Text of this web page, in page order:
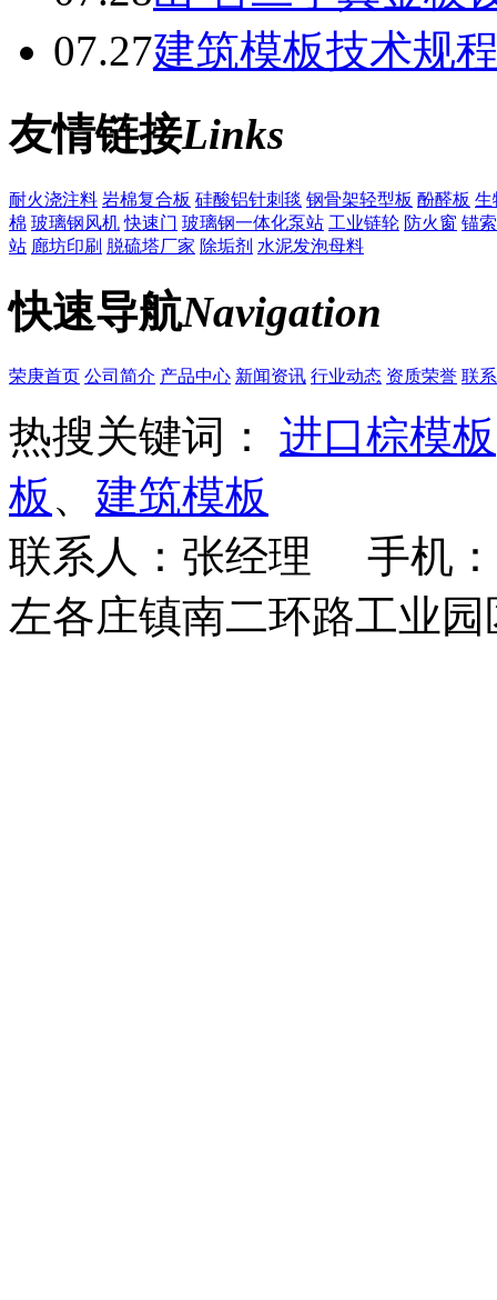
07.27建筑模板技术规
友情链接Links
耐火浇注料 岩棉复合板 硅酸铝针刺毯 钢骨架轻型板 酚醛板 生
棉 玻璃钢风机 快速门 玻璃钢一体化泵站 工业链轮 防火窗 锚索
站 廊坊印刷 脱硫塔厂家 除垢剂 水泥发泡母料
快速导航Navigation
荣庚首页 公司简介 产品中心 新闻资讯 行业动态 资质荣誉 联
热搜关键词： 进口棕模板
板 、 建筑模板
联系人：张经理 手机
左各庄镇南二环路工业